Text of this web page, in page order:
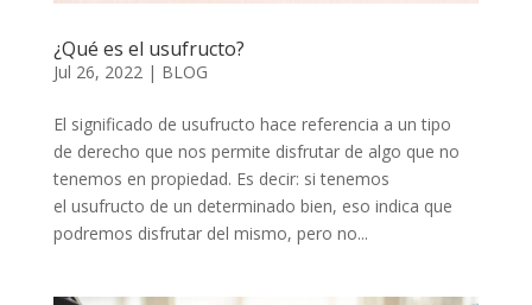
¿Qué es el usufructo?
Jul 26, 2022| BLOG
El significado de usufructo hace referencia a un tipo
de derecho que nos permite disfrutar de algo que no
tenemos en propiedad. Es decir: si tenemos
el usufructo de un determinado bien, eso indica que
podremos disfrutar del mismo, pero no...